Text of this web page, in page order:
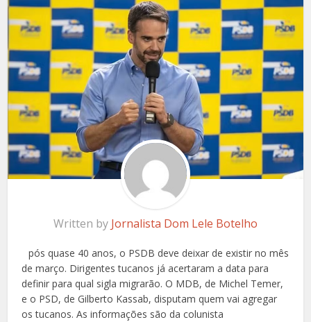
Written by Jornalista Dom Lele Botelho
pós quase 40 anos, o PSDB deve deixar de existir no mês
de março. Dirigentes tucanos já acertaram a data para
definir para qual sigla migrarão. O MDB, de Michel Temer,
e o PSD, de Gilberto Kassab, disputam quem vai agregar
os tucanos. As informações são da colunista